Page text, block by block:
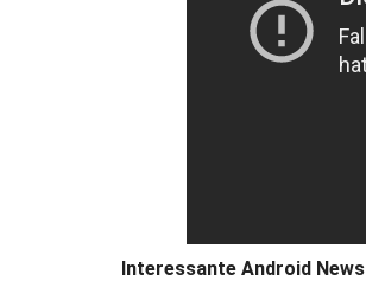
Interessante Android News